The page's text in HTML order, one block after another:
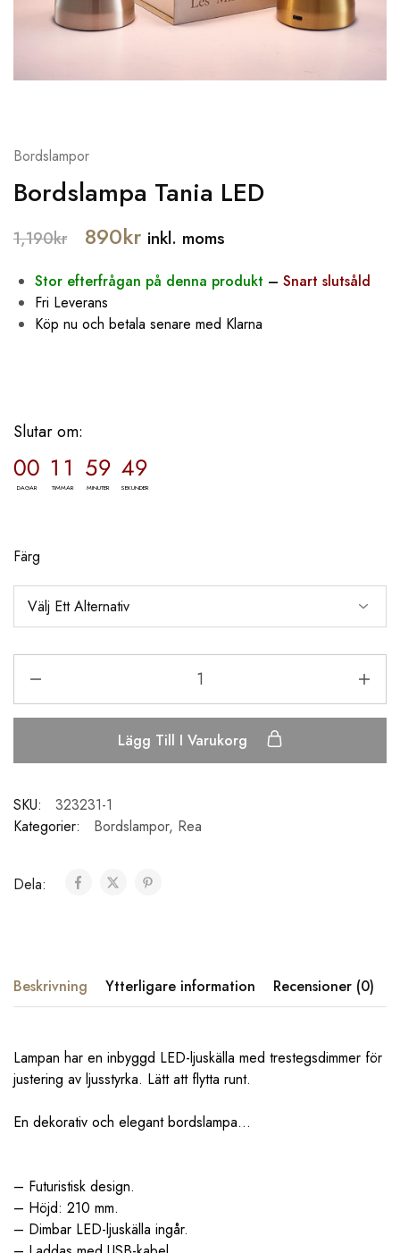
Bordslampor
Bordslampa Tania LED
1,190kr 890kr inkl. moms
Stor efterfrågan på denna produkt – Snart slutsåld
Fri Leverans
Köp nu och betala senare med Klarna
Slutar om:
00
DAGAR
11
TIMMAR
59
MINUTER
49
SEKUNDER
Färg
Lägg Till I Varukorg
SKU:
323231-1
Kategorier:
Bordslampor, Rea
Dela:
Beskrivning Ytterligare information Recensioner (0)
Lampan har en inbyggd LED-ljuskälla med trestegsdimmer för
justering av ljusstyrka. Lätt att flytta runt.
En dekorativ och elegant bordslampa…
– Futuristisk design.
– Höjd: 210 mm.
– Dimbar LED-ljuskälla ingår.